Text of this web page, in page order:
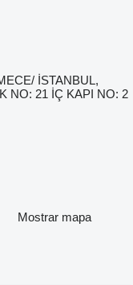
İSTANBUL,
NO: 21 İÇ KAPI NO: 2
Mostrar mapa